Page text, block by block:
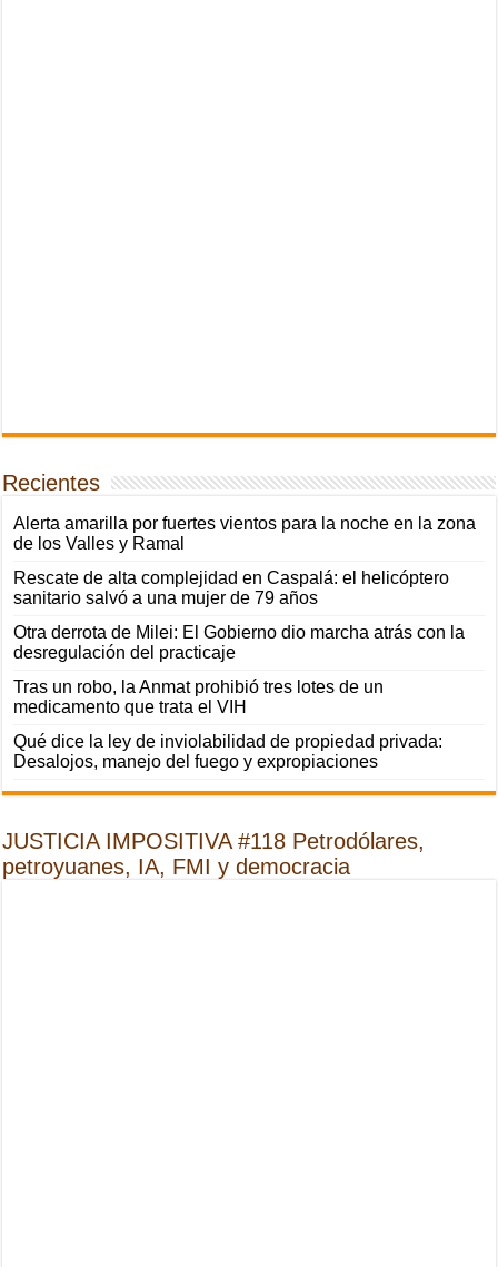
Recientes
Alerta amarilla por fuertes vientos para la noche en la zona
de los Valles y Ramal
Rescate de alta complejidad en Caspalá: el helicóptero
sanitario salvó a una mujer de 79 años
Otra derrota de Milei: El Gobierno dio marcha atrás con la
desregulación del practicaje
Tras un robo, la Anmat prohibió tres lotes de un
medicamento que trata el VIH
Qué dice la ley de inviolabilidad de propiedad privada:
Desalojos, manejo del fuego y expropiaciones
JUSTICIA IMPOSITIVA #118 Petrodólares,
petroyuanes, IA, FMI y democracia